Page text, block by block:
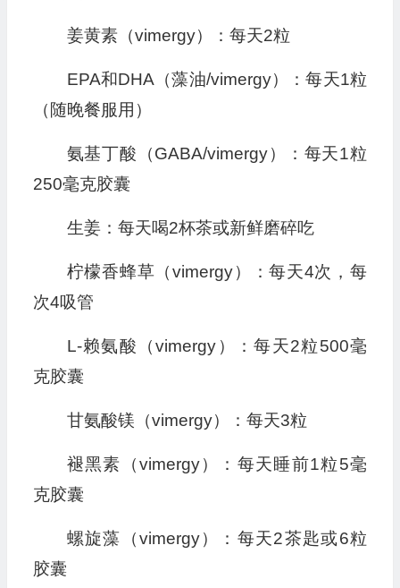
姜黄素（vimergy）：每天2粒
EPA和DHA（藻油/vimergy）：每天1粒
（随晚餐服用）
氨基丁酸（GABA/vimergy）：每天1粒
250毫克胶囊
生姜：每天喝2杯茶或新鲜磨碎吃
柠檬香蜂草（vimergy）：每天4次，每
次4吸管
L-赖氨酸（vimergy）：每天2粒500毫
克胶囊
甘氨酸镁（vimergy）：每天3粒
褪黑素（vimergy）：每天睡前1粒5毫
克胶囊
螺旋藻（vimergy）：每天2茶匙或6粒
胶囊